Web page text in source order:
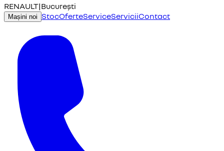
RENAULT|București
Mașini noi StocOferteServiceServiciiContact